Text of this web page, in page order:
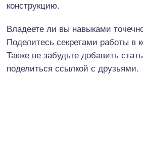
конструкцию.
Владеете ли вы навыками
Поделитесь секретами работы в
Также не забудьте добавить
поделиться ссылкой с друзьями.